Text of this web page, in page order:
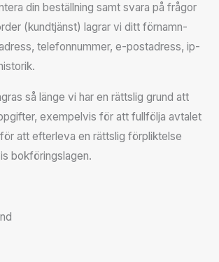
din beställning samt svara på frågor
(kundtjänst) lagrar vi ditt förnamn-
telefonnummer, e-postadress, ip-
så länge vi har en rättslig grund att
exempelvis för att fullfölja avtalet
att efterleva en rättslig förpliktelse
bokföringslagen.